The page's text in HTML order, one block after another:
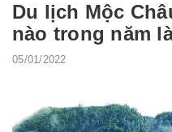
Du lịch Mộc
nào trong năm
05/01/2022